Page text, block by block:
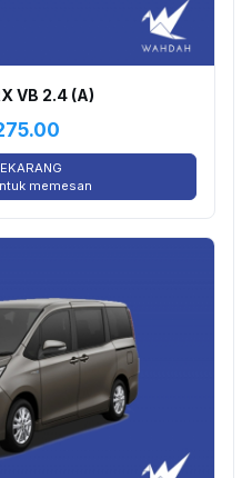
VB 2.4 (A)
memesan